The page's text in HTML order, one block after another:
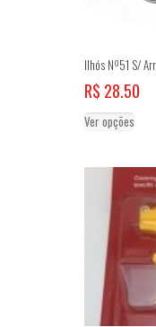
Ilhós Nº51 S/
R$ 28.50
Ver opções
As
ser